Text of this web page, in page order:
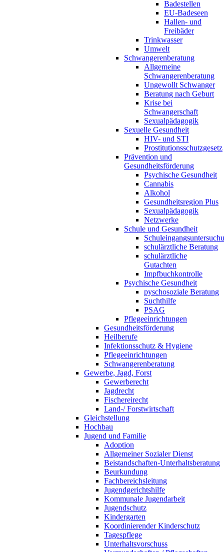
Badestellen
EU-Badeseen
Hallen- und
Freibäder
Trinkwasser
Umwelt
Schwangerenberatung
Allgemeine
Schwangerenberatung
Ungewollt Schwanger
Beratung nach Geburt
Krise bei
Schwangerschaft
Sexualpädagogik
Sexuelle Gesundheit
HIV- und STI
Prostitutionsschutzgesetz
Prävention und
Gesundheitsförderung
Psychische Gesundheit
Cannabis
Alkohol
Gesundheitsregion Plus
Sexualpädagogik
Netzwerke
Schule und Gesundheit
schulärztliche Beratung
schulärztliche
Gutachten
Impfbuchkontrolle
Psychische Gesundheit
pyschosoziale Beratung
Suchthilfe
PSAG
Pflegeeinrichtungen
Gesundheitsförderung
Heilberufe
Infektionsschutz & Hygiene
Pflegeeinrichtungen
Schwangerenberatung
Gewerbe, Jagd, Forst
Gewerberecht
Jagdrecht
Fischereirecht
Land-/ Forstwirtschaft
Gleichstellung
Hochbau
Jugend und Familie
Adoption
Allgemeiner Sozialer Dienst
Beistandschaften-Unterhaltsberatung
Beurkundung
Fachbereichsleitung
Jugendgerichtshilfe
Kommunale Jugendarbeit
Jugendschutz
Kindergarten
Koordinierender Kinderschutz
Tagespflege
Unterhaltsvorschuss